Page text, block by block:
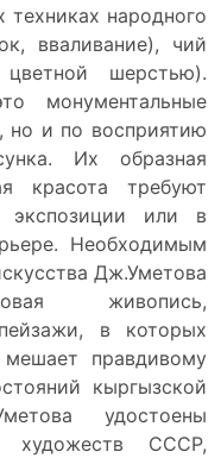
народного
вваливание), чий
цветной шерстью).
монументальные
но и по восприятию
Их образная
красота требуют
экспозиции или в
Необходимым
Дж.Уметова
живопись,
в которых
мешает правдивому
кыргызской
удостоены
художеств СССР,